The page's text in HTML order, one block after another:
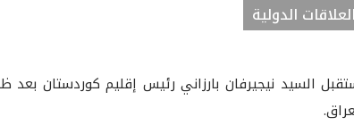
العلاقات الدولية